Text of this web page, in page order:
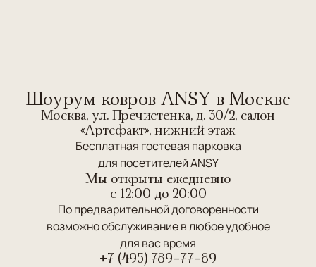
Шоурум ковров ANSY в Москве
Москва, ул. Пречистенка, д. 30/2, салон
«Артефакт», нижний этаж
Бесплатная гостевая парковка
для посетителей ANSY
Мы открыты ежедневно
c 12:00 до 20:00
По предварительной договоренности
возможно обслуживание в любое удобное
для вас время
+7 (495) 789-77-89